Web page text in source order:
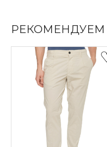
РЕКОМЕНДУЕМ